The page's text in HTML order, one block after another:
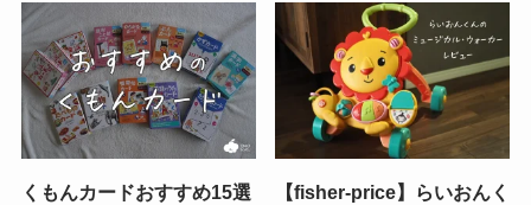
くもんカードおすすめ15選
【fisher-price】らいおんく